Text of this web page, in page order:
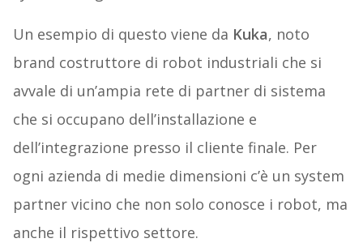
Un esempio di questo viene da Kuka, noto
brand costruttore di robot industriali che si
avvale di un’ampia rete di partner di sistema
che si occupano dell’installazione e
dell’integrazione presso il cliente finale. Per
ogni azienda di medie dimensioni c’è un system
partner vicino che non solo conosce i robot, ma
anche il rispettivo settore.